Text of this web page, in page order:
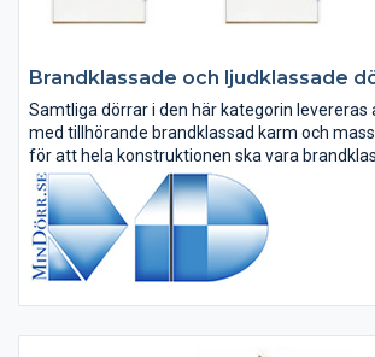
Brandklassade och ljudklassade
Samtliga dörrar i den här kategorin
med tillhörande brandklassad karm och
för att hela konstruktionen ska vara
Många modeller och storlekar av våra
och...